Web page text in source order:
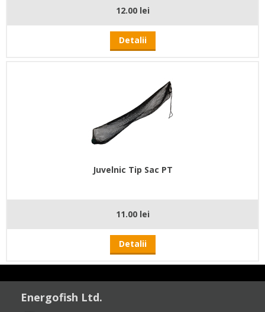
12.00 lei
Detalii
Juvelnic Tip Sac PT
11.00 lei
Detalii
Energofish Ltd.